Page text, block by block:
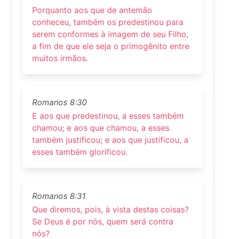
Porquanto aos que de antemão
conheceu, também os predestinou para
serem conformes à imagem de seu Filho,
a fim de que ele seja o primogênito entre
muitos irmãos.
Romanos 8:30
E aos que predestinou, a esses também
chamou; e aos que chamou, a esses
também justificou; e aos que justificou, a
esses também glorificou.
Romanos 8:31
Que diremos, pois, à vista destas coisas?
Se Deus é por nós, quem será contra
nós?